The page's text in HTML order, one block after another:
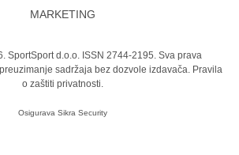
MARKETING
SportSport d.o.o. ISSN 2744-2195. Sva prava
sadržaja bez dozvole izdavača. Pravila
o zaštiti privatnosti.
Osigurava Sikra Security